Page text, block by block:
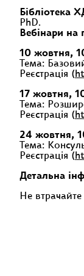
Бібліотека
PhD.
Вебінари
10 жовтня,
Тема:
Реєстрація (
17 жовтня,
Тема:
Реєстрація (
24 жовтня,
Тема:
Реєстрація (
Детальна
Не